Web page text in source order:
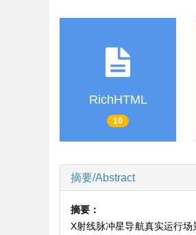
RichHTML
10
摘要/Abstract
摘要：
X射线脉冲星导航真实运行